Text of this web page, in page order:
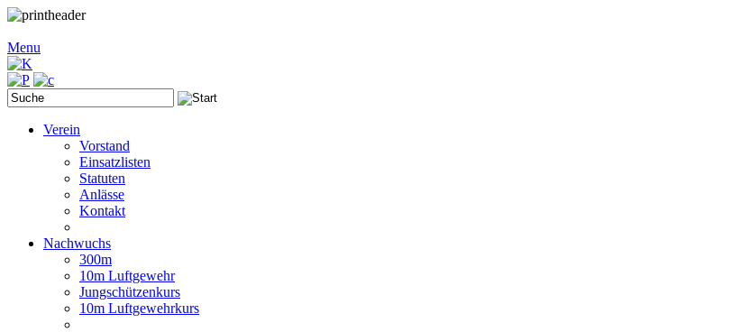
Menu
Verein
Vorstand
Einsatzlisten
Statuten
Anlässe
Kontakt
Nachwuchs
300m
10m Luftgewehr
Jungschützenkurs
10m Luftgewehrkurs